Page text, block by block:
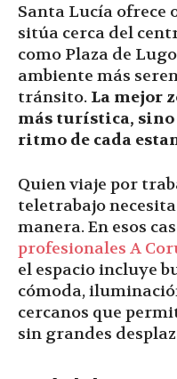
Santa Lucía ofrece
sitúa cerca del
como Plaza de
ambiente más
tránsito. La mejor
más turística, sino
ritmo de cada
Quien viaje por
teletrabajo
manera. En esos
profesionales A
el espacio incluye
cómoda,
cercanos que
sin grandes